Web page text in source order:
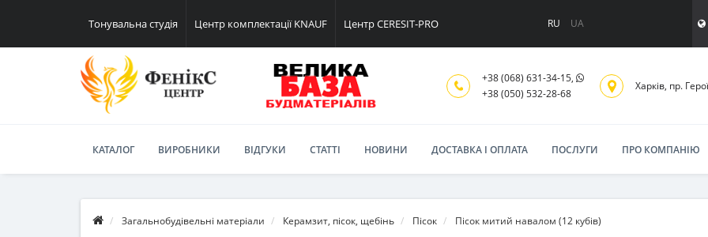
Тонувальна студія Центр комплектації KNAUF Центр CERESIT-PRO RU UA
+38 (068) 631-34-15,
+38 (050) 532-28-68
Харків, пр.
КАТАЛОГ ВИРОБНИКИ ВІДГУКИ СТАТТІ НОВИНИ ДОСТАВКА І ОПЛАТА ПОСЛУГИ ПРО КОМПАНІЮ
Загальнобудівельні матеріали Керамзит, пісок, щебінь Пісок Пісок митий навалом (12 кубів)